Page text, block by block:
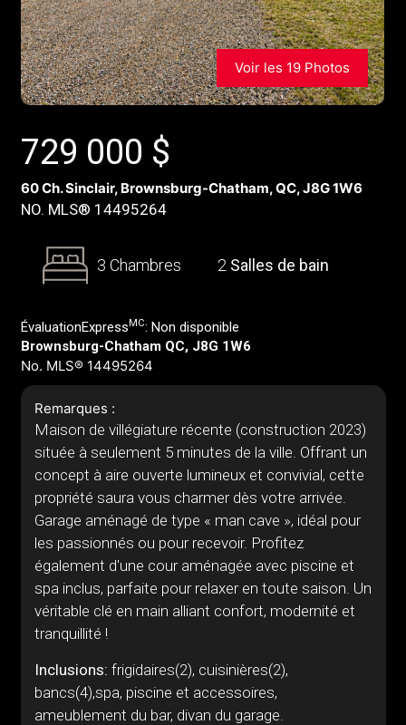
Voir les 19 Photos
729 000 $
60 Ch. Sinclair, Brownsburg-Chatham, QC, J8G 1W6
NO. MLS® 14495264
3 Chambres 2 Salles de bain
ÉvaluationExpress MC: Non disponible
Brownsburg-Chatham QC, J8G 1W6
No. MLS® 14495264
Remarques :
Maison de villégiature récente (construction 2023)
située à seulement 5 minutes de la ville. Offrant un
concept à aire ouverte lumineux et convivial, cette
propriété saura vous charmer dès votre arrivée.
Garage aménagé de type « man cave », idéal pour
les passionnés ou pour recevoir. Profitez
également d'une cour aménagée avec piscine et
spa inclus, parfaite pour relaxer en toute saison. Un
véritable clé en main alliant confort, modernité et
tranquillité !
Inclusions: frigidaires(2), cuisinières(2),
bancs(4),spa, piscine et accessoires,
ameublement du bar, divan du garage.